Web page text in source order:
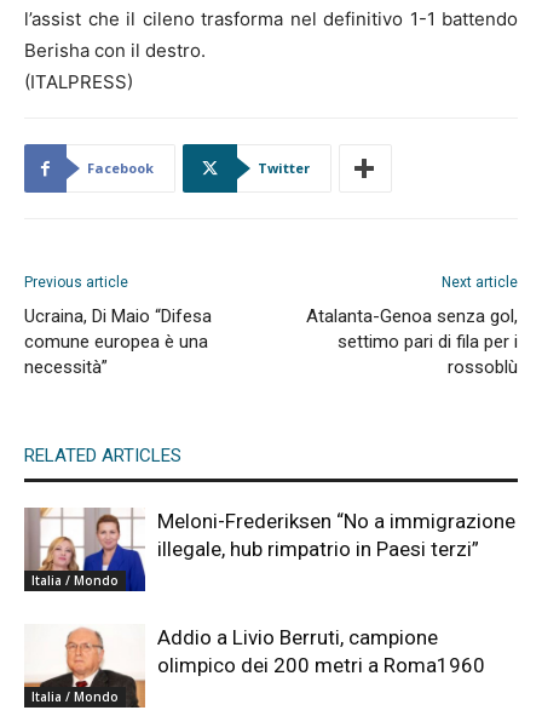
l’assist che il cileno trasforma nel definitivo 1-1 battendo
Berisha con il destro.
(ITALPRESS)
Facebook Twitter
Previous article
Ucraina, Di Maio “Difesa
comune europea è una
necessità”
Next article
Atalanta-Genoa senza gol,
settimo pari di fila per i
rossoblù
RELATED ARTICLES
Italia / Mondo
Meloni-Frederiksen “No a immigrazione
illegale, hub rimpatrio in Paesi terzi”
Italia / Mondo
Addio a Livio Berruti, campione
olimpico dei 200 metri a Roma1960